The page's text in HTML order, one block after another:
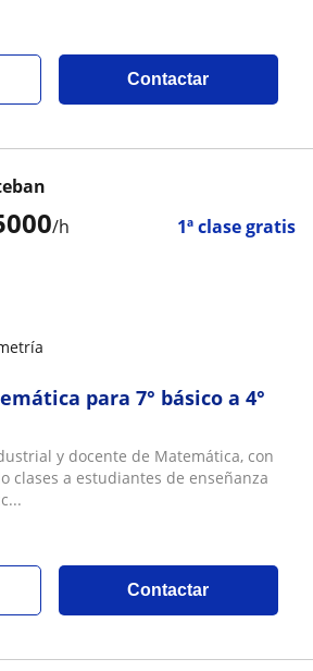
Contactar
/h 1ª clase gratis
para 7° básico a 4°
y docente de Matemática, con
clases a estudiantes de enseñanza
Contactar